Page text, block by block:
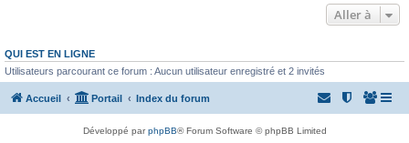
Aller à
QUI EST EN LIGNE
Utilisateurs parcourant ce forum : Aucun utilisateur enregistré et 2 invités
Accueil Portail Index du forum
Développé parphpBB® Forum Software © phpBB Limited